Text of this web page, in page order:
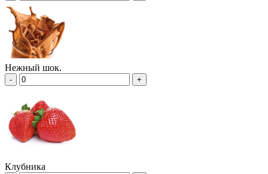
Нежный шок.
- +
Клубника